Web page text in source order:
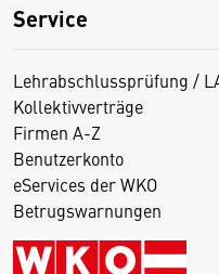
Service
Lehrabschlussprüfung /
Kollektivverträge
Firmen A-Z
Benutzerkonto
eServices der WKO
Betrugswarnungen